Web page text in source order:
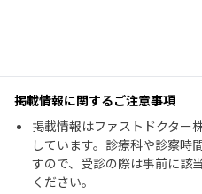
掲載情報に関するご注意事項
掲載情報はファストドクター
しています。診療科や診察時
すので、受診の際は事前に該
ください。